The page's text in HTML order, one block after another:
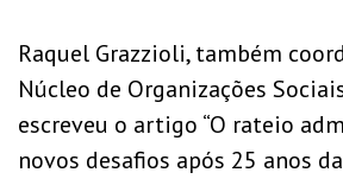
Raquel Grazzioli, também
Núcleo de Organizações
escreveu o artigo “O rateio
novos desafios após 25 anos